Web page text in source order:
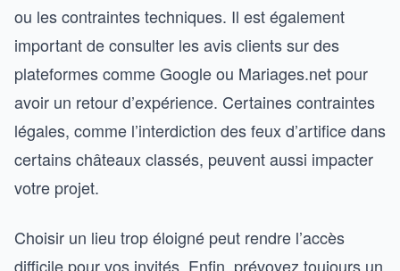
ou les contraintes techniques. Il est également
important de consulter les avis clients sur des
plateformes comme Google ou Mariages.net pour
avoir un retour d’expérience. Certaines contraintes
légales, comme l’interdiction des feux d’artifice dans
certains châteaux classés, peuvent aussi impacter
votre projet.
Choisir un lieu trop éloigné peut rendre l’accès
difficile pour vos invités. Enfin, prévoyez toujours un